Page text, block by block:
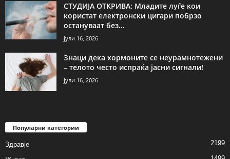
СТУДИЈА ОТКРИВА: Младите луѓе кои
користат електронски цигари побрзо
остануваат без...
јули 16, 2026
Знаци дека хормоните се неурамнотежени
– телото често испраќа јасни сигнали!
јули 16, 2026
Популарни категории
Здравје 2199